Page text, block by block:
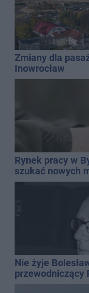
Zmiany dla
Inowrocław
Rynek pracy w
szukać nowych
Nie żyje
przewodniczący
dyrektor SP 14